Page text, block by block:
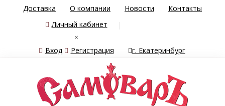
Доставка О компании Новости
Контакты
Личный кабинет
×
Вход
Регистрация г. Екатеринбург